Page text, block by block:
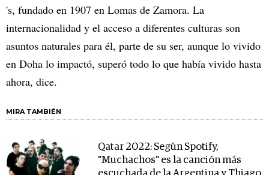
's, fundado en 1907 en Lomas de Zamora. La
internacionalidad y el acceso a diferentes culturas son
asuntos naturales para él, parte de su ser, aunque lo vivido
en Doha lo impactó, superó todo lo que había vivido hasta
ahora, dice.
MIRA TAMBIÉN
Qatar 2022: Según Spotify,
"Muchachos" es la canción más